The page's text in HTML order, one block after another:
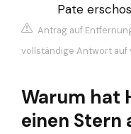
Pate
Antrag auf
vollständige Antwort auf
Warum hat
einen Stern